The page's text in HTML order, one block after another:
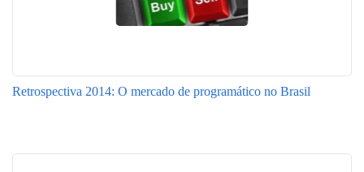
Retrospectiva 2014: O mercado de programático no Brasil